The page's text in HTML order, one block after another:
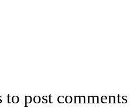
post comments